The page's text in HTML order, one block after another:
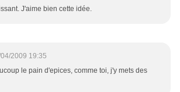
J'aime bien cette idée.
2009 19:35
le pain d'epices, comme toi, j'y mets des